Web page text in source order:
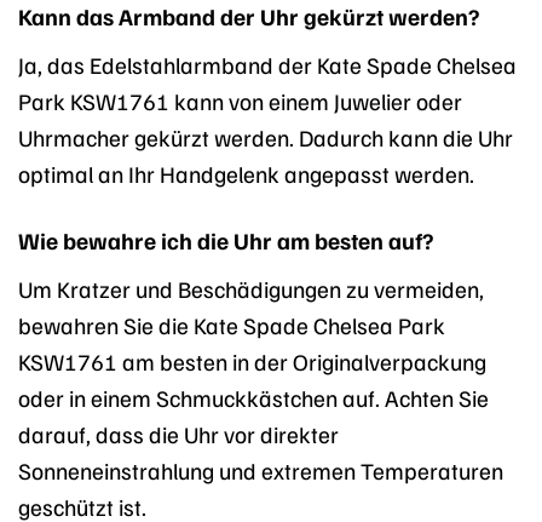
Kann das Armband der Uhr gekürzt werden?
Ja, das Edelstahlarmband der Kate Spade Chelsea
Park KSW1761 kann von einem Juwelier oder
Uhrmacher gekürzt werden. Dadurch kann die Uhr
optimal an Ihr Handgelenk angepasst werden.
Wie bewahre ich die Uhr am besten auf?
Um Kratzer und Beschädigungen zu vermeiden,
bewahren Sie die Kate Spade Chelsea Park
KSW1761 am besten in der Originalverpackung
oder in einem Schmuckkästchen auf. Achten Sie
darauf, dass die Uhr vor direkter
Sonneneinstrahlung und extremen Temperaturen
geschützt ist.